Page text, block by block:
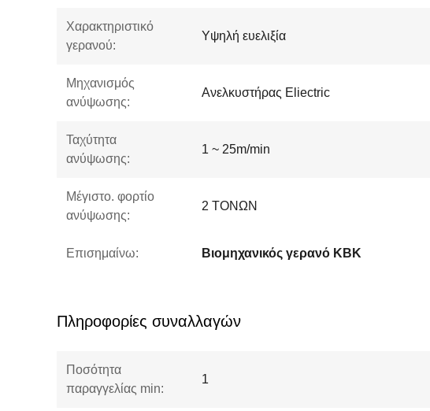
Χαρακτηριστικό
γερανού:
Υψηλή ευελιξία
Μηχανισμός
ανύψωσης:
Ανελκυστήρας Eliectric
Ταχύτητα
ανύψωσης:
1 ~ 25m/min
Μέγιστο. φορτίο
ανύψωσης:
2 ΤΟΝΩΝ
Επισημαίνω: Βιομηχανικός γερανό KBK
Πληροφορίες συναλλαγών
Ποσότητα
παραγγελίας min:
1